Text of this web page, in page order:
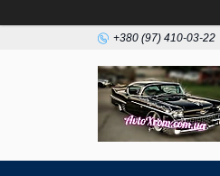
+380 (97) 410-03-22